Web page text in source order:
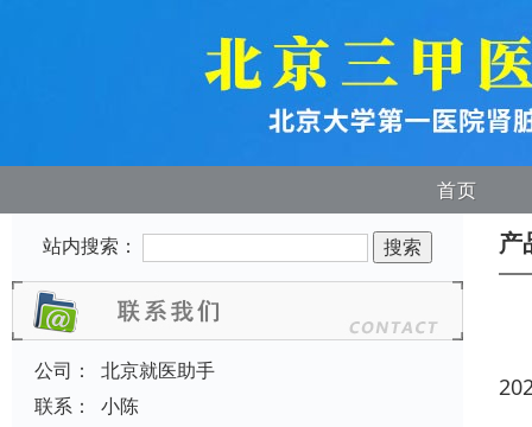
首页
站内搜索：
公司：
北京就医助手
联系：
小陈
产